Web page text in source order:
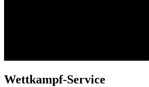
Wettkampf-Service